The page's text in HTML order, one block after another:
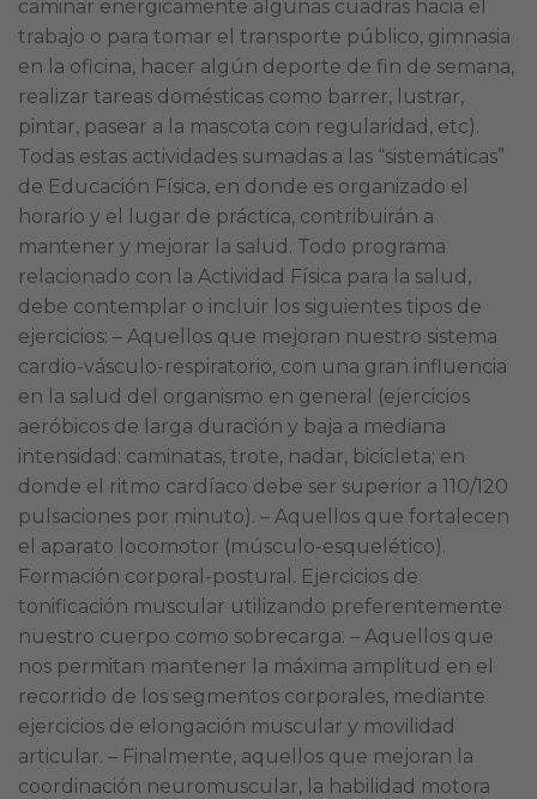
caminar enérgicamente algunas cuadras hacia el
trabajo o para tomar el transporte público, gimnasia
en la oficina, hacer algún deporte de fin de semana,
realizar tareas domésticas como barrer, lustrar,
pintar, pasear a la mascota con regularidad, etc).
Todas estas actividades sumadas a las “sistemáticas”
de Educación Física, en donde es organizado el
horario y el lugar de práctica, contribuirán a
mantener y mejorar la salud. Todo programa
relacionado con la Actividad Física para la salud,
debe contemplar o incluir los siguientes tipos de
ejercicios: – Aquellos que mejoran nuestro sistema
cardio-vásculo-respiratorio, con una gran influencia
en la salud del organismo en general (ejercicios
aeróbicos de larga duración y baja a mediana
intensidad: caminatas, trote, nadar, bicicleta; en
donde el ritmo cardíaco debe ser superior a 110/120
pulsaciones por minuto). – Aquellos que fortalecen
el aparato locomotor (músculo-esquelético).
Formación corporal-postural. Ejercicios de
tonificación muscular utilizando preferentemente
nuestro cuerpo como sobrecarga. – Aquellos que
nos permitan mantener la máxima amplitud en el
recorrido de los segmentos corporales, mediante
ejercicios de elongación muscular y movilidad
articular. – Finalmente, aquellos que mejoran la
coordinación neuromuscular, la habilidad motora